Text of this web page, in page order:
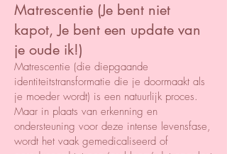
Matrescentie (Je bent niet
kapot, Je bent een update van
je oude ik!)
Matrescentie (die diepgaande
identiteitstransformatie die je doormaakt als
je moeder wordt) is een natuurlijk proces.
Maar in plaats van erkenning en
ondersteuning voor deze intense levensfase,
wordt het vaak gemedicaliseerd of